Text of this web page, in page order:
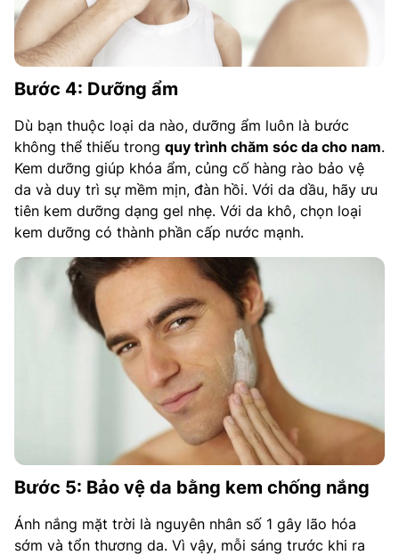
Bước 4: Dưỡng ẩm
Dù bạn thuộc loại da nào, dưỡng ẩm luôn là bước
không thể thiếu trong quy trình chăm sóc da cho nam.
Kem dưỡng giúp khóa ẩm, củng cố hàng rào bảo vệ
da và duy trì sự mềm mịn, đàn hồi. Với da dầu, hãy ưu
tiên kem dưỡng dạng gel nhẹ. Với da khô, chọn loại
kem dưỡng có thành phần cấp nước mạnh.
Bước 5: Bảo vệ da bằng kem chống nắng
Ánh nắng mặt trời là nguyên nhân số 1 gây lão hóa
sớm và tổn thương da. Vì vậy, mỗi sáng trước khi ra